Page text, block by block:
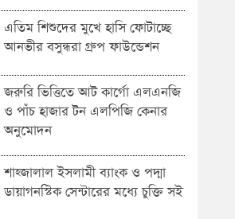
এতিম শিশুদের মুখে হাসি ফোটাচ্ছে
আনভীর বসুন্ধরা গ্রুপ ফাউন্ডেশন
জরুরি ভিত্তিতে আট কার্গো এলএনজি
ও পাঁচ হাজার টন এলপিজি কেনার
অনুমোদন
শাহ্জালাল ইসলামী ব্যাংক ও পদ্মা
ডায়াগনস্টিক সেন্টারের মধ্যে চুক্তি সই